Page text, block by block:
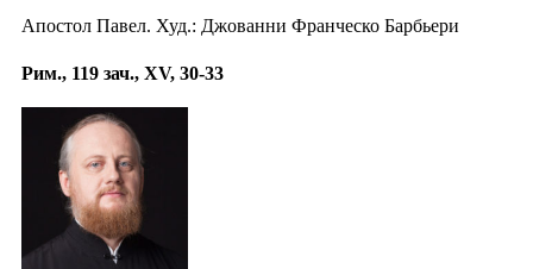
Апостол Павел. Худ.: Джованни Франческо Барбьери
Рим., 119 зач., XV, 30-33